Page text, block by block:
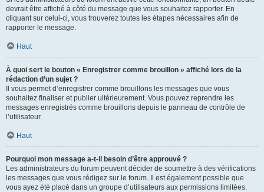
devrait être affiché à côté du message que vous souhaitez rapporter. En
cliquant sur celui-ci, vous trouverez toutes les étapes nécessaires afin de
rapporter le message.
Haut
À quoi sert le bouton « Enregistrer comme brouillon » affiché lors de la
rédaction d’un sujet ?
Il vous permet d’enregistrer comme brouillons les messages que vous
souhaitez finaliser et publier ultérieurement. Vous pouvez reprendre les
messages enregistrés comme brouillons depuis le panneau de contrôle de
l’utilisateur.
Haut
Pourquoi mon message a-t-il besoin d’être approuvé ?
Les administrateurs du forum peuvent décider de soumettre à des vérifications
les messages que vous rédigez sur le forum. Il est également possible que
vous ayez été placé dans un groupe d’utilisateurs aux permissions limitées.